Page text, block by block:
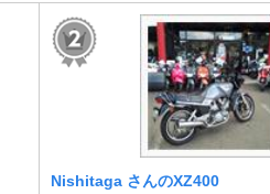
Nishitaga さんのXZ400